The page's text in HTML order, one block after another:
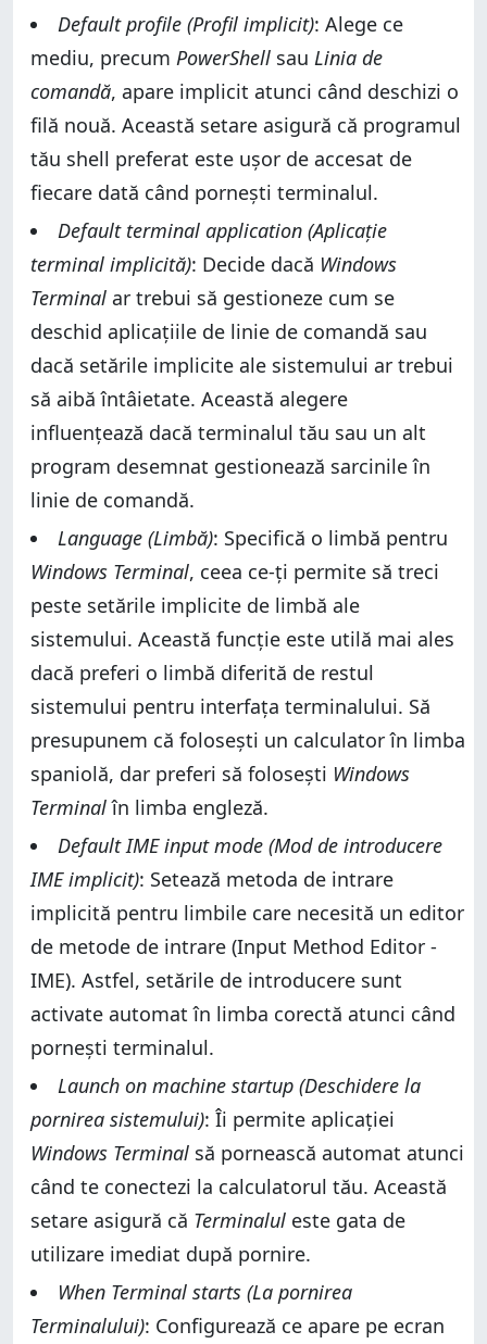
Default profile (Profil implicit): Alege ce
mediu, precum PowerShell sau Linia de
comandă, apare implicit atunci când deschizi o
filă nouă. Această setare asigură că programul
tău shell preferat este ușor de accesat de
fiecare dată când pornești terminalul.
Default terminal application (Aplicație
terminal implicită): Decide dacă Windows
Terminal ar trebui să gestioneze cum se
deschid aplicațiile de linie de comandă sau
dacă setările implicite ale sistemului ar trebui
să aibă întâietate. Această alegere
influențează dacă terminalul tău sau un alt
program desemnat gestionează sarcinile în
linie de comandă.
Language (Limbă): Specifică o limbă pentru
Windows Terminal, ceea ce-ți permite să treci
peste setările implicite de limbă ale
sistemului. Această funcție este utilă mai ales
dacă preferi o limbă diferită de restul
sistemului pentru interfața terminalului. Să
presupunem că folosești un calculator în limba
spaniolă, dar preferi să folosești Windows
Terminalîn limba engleză.
Default IME input mode (Mod de introducere
IME implicit): Setează metoda de intrare
implicită pentru limbile care necesită un editor
de metode de intrare (Input Method Editor -
IME). Astfel, setările de introducere sunt
activate automat în limba corectă atunci când
pornești terminalul.
Launch on machine startup (Deschidere la
pornirea sistemului): Îi permite aplicației
Windows Terminal să pornească automat atunci
când te conectezi la calculatorul tău. Această
setare asigură că Terminalul este gata de
utilizare imediat după pornire.
When Terminal starts (La pornirea
Terminalului): Configurează ce apare pe ecran